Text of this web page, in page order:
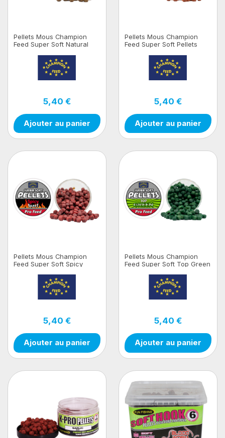
Pellets Mous Champion
Feed Super Soft Natural
5,40 €
Ajouter au panier
Pellets Mous Champion
Feed Super Soft Pellets
5,40 €
Ajouter au panier
Pellets Mous Champion
Feed Super Soft Spicy
5,40 €
Ajouter au panier
Pellets Mous Champion
Feed Super Soft Top Green
5,40 €
Ajouter au panier